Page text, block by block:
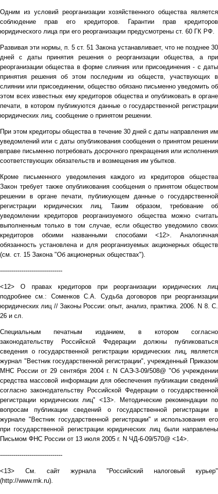
Одним из условий реорганизации хозяйственного общества является
соблюдение прав его кредиторов. Гарантии прав кредиторов
юридического лица при его реорганизации предусмотрены ст. 60 ГК РФ.
Развивая эти нормы, п. 5 ст. 51 Закона устанавливает, что не позднее 30
дней с даты принятия решения о реорганизации общества, а при
реорганизации общества в форме слияния или присоединения - с даты
принятия решения об этом последним из обществ, участвующих в
слиянии или присоединении, общество обязано письменно уведомить об
этом всех известных ему кредиторов общества и опубликовать в органе
печати, в котором публикуются данные о государственной регистрации
юридических лиц, сообщение о принятом решении.
При этом кредиторы общества в течение 30 дней с даты направления им
уведомлений или с даты опубликования сообщения о принятом решении
вправе письменно потребовать досрочного прекращения или исполнения
соответствующих обязательств и возмещения им убытков.
Кроме письменного уведомления каждого из кредиторов общества
Закон требует также опубликования сообщения о принятом обществом
решении в органе печати, публикующем данные о государственной
регистрации юридических лиц. Таким образом, требование об
уведомлении кредиторов реорганизуемого общества можно считать
выполненным только в том случае, если общество уведомило своих
кредиторов обоими названными способами <12>. Аналогичная
обязанность установлена и для реорганизуемых акционерных обществ
(см. ст. 15 Закона "Об акционерных обществах").
--------------------------------
<12> О правах кредиторов при реорганизации юридических лиц
подробнее см.: Соменков С.А. Судьба договоров при реорганизации
юридических лиц // Законы России: опыт, анализ, практика. 2006. N 8. С.
26 и сл.
Специальным печатным изданием, в котором согласно
законодательству Российской Федерации должны публиковаться
сведения о государственной регистрации юридических лиц, является
журнал "Вестник государственной регистрации", учрежденный Приказом
МНС России от 29 сентября 2004 г. N САЭ-3-09/508@ "Об учреждении
средства массовой информации для обеспечения публикации сведений
согласно законодательству Российской Федерации о государственной
регистрации юридических лиц" <13>. Методические рекомендации по
вопросам публикации сведений о государственной регистрации в
журнале "Вестник государственной регистрации" и использования его
при государственной регистрации юридических лиц были направлены
Письмом ФНС России от 13 июля 2005 г. N ЧД-6-09/570@ <14>.
--------------------------------
<13> См. сайт журнала "Российский налоговый курьер"
(http://www.rnk.ru).